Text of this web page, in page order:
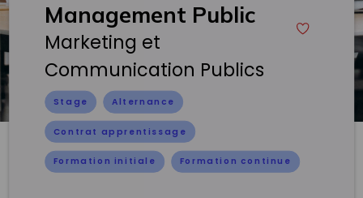
Management Public
Marketing et
Communication Publics
Stage Alternance
Contrat apprentissage
Formation initiale Formation continue